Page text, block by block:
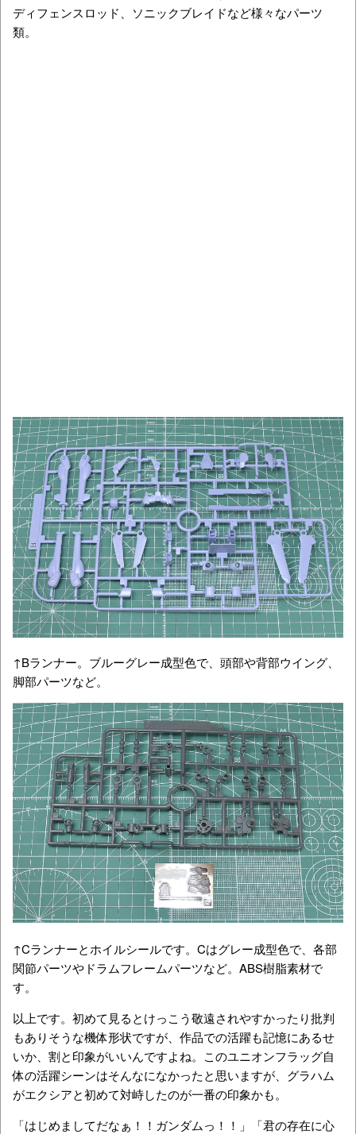
ディフェンスロッド、ソニックブレイドなど様々なパーツ
類。
↑Bランナー。ブルーグレー成型色で、頭部や背部ウイング、
脚部パーツなど。
↑Cランナーとホイルシールです。Cはグレー成型色で、各部
関節パーツやドラムフレームパーツなど。ABS樹脂素材で
す。
以上です。初めて見るとけっこう敬遠されやすかったり批判
もありそうな機体形状ですが、作品での活躍も記憶にあるせ
いか、割と印象がいいんですよね。このユニオンフラッグ自
体の活躍シーンはそんなになかったと思いますが、グラハム
がエクシアと初めて対峙したのが一番の印象かも。
「はじめましてだなぁ！！ガンダムっ！！」「君の存在に心